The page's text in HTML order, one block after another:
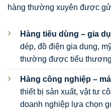
hàng thường xuyên được
Hàng tiêu dùng – gia
dép, đồ điện gia dụng,
thường được tiểu
Hàng công nghiệp –
thiết bị sản xuất, vật tư
doanh nghiệp lựa chọn